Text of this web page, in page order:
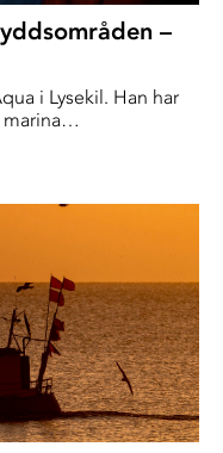
–
i Lysekil. Han har